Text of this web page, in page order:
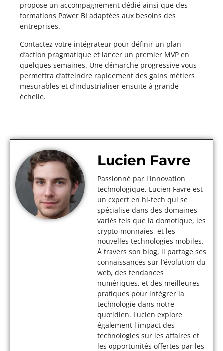
propose un accompagnement dédié ainsi que des
formations Power BI adaptées aux besoins des
entreprises.
Contactez votre intégrateur pour définir un plan
d’action pragmatique et lancer un premier MVP en
quelques semaines. Une démarche progressive vous
permettra d’atteindre rapidement des gains métiers
mesurables et d’industrialiser ensuite à grande
échelle.
Lucien Favre
Passionné par l'innovation
technologique, Lucien Favre est
un expert en hi-tech qui se
spécialise dans des domaines
variés tels que la domotique, les
crypto-monnaies, et les
nouvelles technologies mobiles.
À travers son blog, il partage ses
connaissances sur l’évolution du
web, des tendances
numériques, et des meilleures
pratiques pour intégrer la
technologie dans notre
quotidien. Lucien explore
également l'impact des
technologies sur les affaires et
les opportunités offertes par les